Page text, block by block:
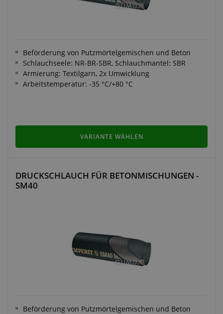
Beförderung von Putzmörtelgemischen und Beton
Schlauchseele: NR-BR-SBR, Schlauchmantel: SBR
Armierung: Textilgarn, 2x Umwicklung
Arbeitstemperatur: -35 °C/+80 °C
VARIANTE WÄHLEN
DRUCKSCHLAUCH FÜR BETONMISCHUNGEN -
SM40
Beförderung von Putzmörtelgemischen und Beton